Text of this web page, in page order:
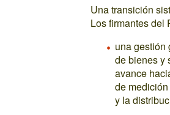
Una transición
Los firmantes del
una gestión
de bienes y
avance
de
y la